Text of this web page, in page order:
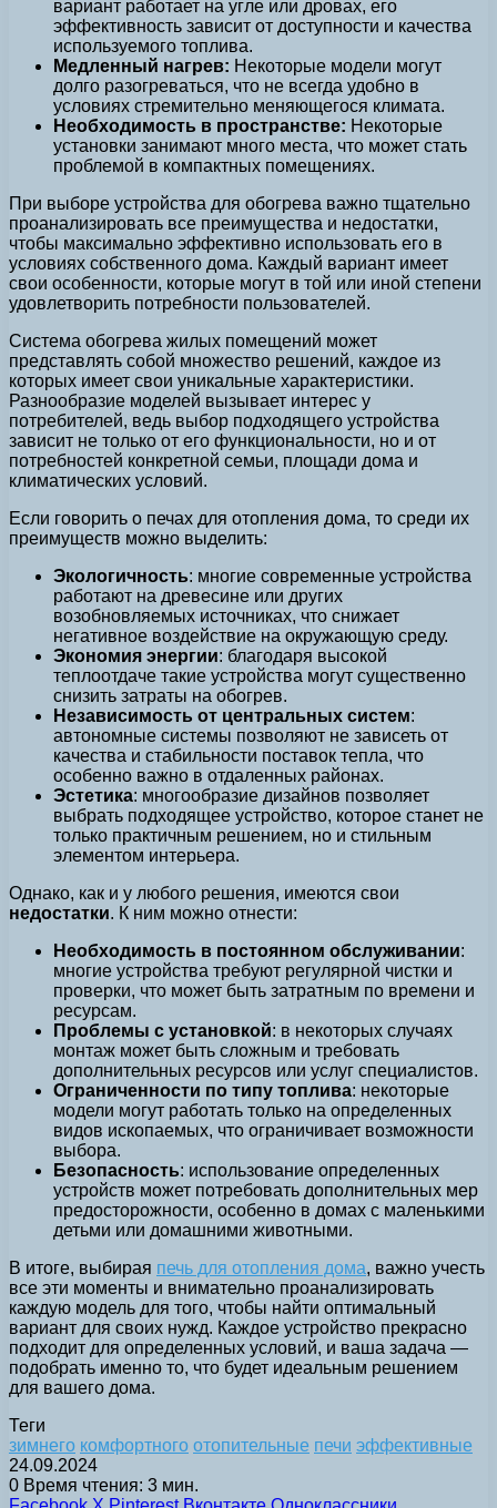
вариант работает на угле или дровах, его
эффективность зависит от доступности и качества
используемого топлива.
Медленный нагрев: Некоторые модели могут
долго разогреваться, что не всегда удобно в
условиях стремительно меняющегося климата.
Необходимость в пространстве: Некоторые
установки занимают много места, что может стать
проблемой в компактных помещениях.
При выборе устройства для обогрева важно тщательно
проанализировать все преимущества и недостатки,
чтобы максимально эффективно использовать его в
условиях собственного дома. Каждый вариант имеет
свои особенности, которые могут в той или иной степени
удовлетворить потребности пользователей.
Система обогрева жилых помещений может
представлять собой множество решений, каждое из
которых имеет свои уникальные характеристики.
Разнообразие моделей вызывает интерес у
потребителей, ведь выбор подходящего устройства
зависит не только от его функциональности, но и от
потребностей конкретной семьи, площади дома и
климатических условий.
Если говорить о печах для отопления дома, то среди их
преимуществ можно выделить:
Экологичность: многие современные устройства
работают на древесине или других
возобновляемых источниках, что снижает
негативное воздействие на окружающую среду.
Экономия энергии: благодаря высокой
теплоотдаче такие устройства могут существенно
снизить затраты на обогрев.
Независимость от центральных систем:
автономные системы позволяют не зависеть от
качества и стабильности поставок тепла, что
особенно важно в отдаленных районах.
Эстетика: многообразие дизайнов позволяет
выбрать подходящее устройство, которое станет не
только практичным решением, но и стильным
элементом интерьера.
Однако, как и у любого решения, имеются свои
недостатки. К ним можно отнести:
Необходимость в постоянном обслуживании:
многие устройства требуют регулярной чистки и
проверки, что может быть затратным по времени и
ресурсам.
Проблемы с установкой: в некоторых случаях
монтаж может быть сложным и требовать
дополнительных ресурсов или услуг специалистов.
Ограниченности по типу топлива: некоторые
модели могут работать только на определенных
видов ископаемых, что ограничивает возможности
выбора.
Безопасность: использование определенных
устройств может потребовать дополнительных мер
предосторожности, особенно в домах с маленькими
детьми или домашними животными.
В итоге, выбирая печь для отопления дома, важно учесть
все эти моменты и внимательно проанализировать
каждую модель для того, чтобы найти оптимальный
вариант для своих нужд. Каждое устройство прекрасно
подходит для определенных условий, и ваша задача —
подобрать именно то, что будет идеальным решением
для вашего дома.
Теги
зимнего комфортного отопительные печи эффективные
24.09.2024
0 Время чтения: 3 мин.